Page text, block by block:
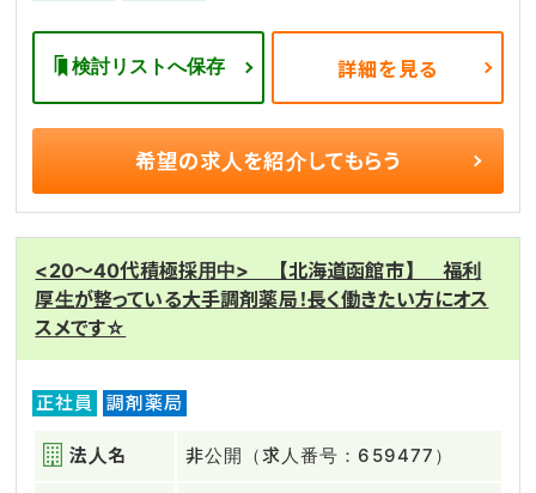
検討リストへ保存 詳細を見る
希望の求人を紹介してもらう
<20～40代積極採用中> 【北海道函館市】 福利
厚生が整っている大手調剤薬局！長く働きたい方にオス
スメです☆
正社員 調剤薬局
法人名 非公開（求人番号：659477）